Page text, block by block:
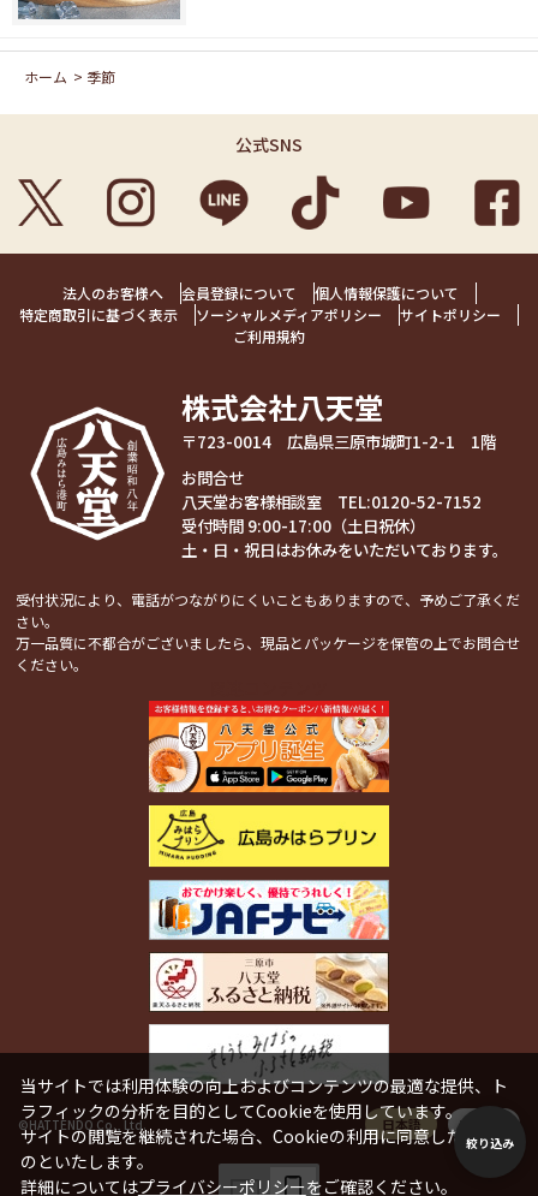
絞り込み
ホーム > 季節
公式SNS
法人のお客様へ 会員登録について
個人情報保護について
特定商取引に基づく表示
ソーシャルメディアポリシー
サイトポリシー
ご利用規約
株式会社八天堂
〒723-0014 広島県三原市城町1-2-1 1階
お問合せ
八天堂お客様相談室 TEL:0120-52-7152
受付時間 9:00-17:00（土日祝休）
土・日・祝日はお休みをいただいております。
受付状況により、電話がつながりにくいこともありますので、予めご了承くだ
さい。
万一品質に不都合がございましたら、現品とパッケージを保管の上でお問合せ
ください。
©HATTENDO Co., Ltd. 日本語 English
当サイトでは利用体験の向上およびコンテンツの最適な提供、ト
ラフィックの分析を目的としてCookieを使用しています。
サイトの閲覧を継続された場合、Cookieの利用に同意したことも
のといたします。
詳細についてはプライバシーポリシーをご確認ください。